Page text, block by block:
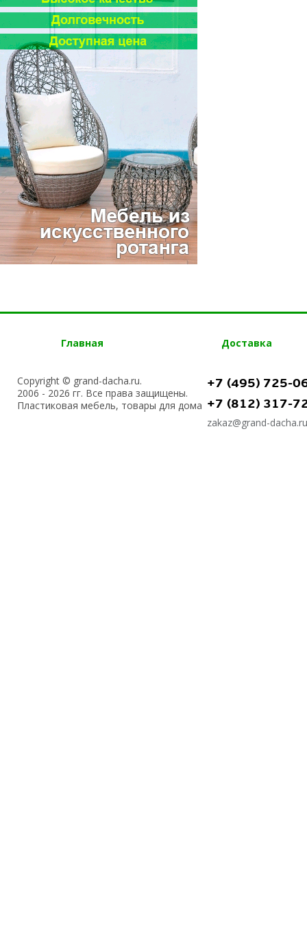
Главная Доставка
Copyright © grand-dacha.ru.
2006 - 2026 гг. Все права защищены.
Пластиковая мебель, товары для дома
+7 (495) 725-
+7 (812) 317-
zakaz@grand-dacha.ru